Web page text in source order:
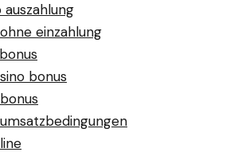
einzahlung
bonus